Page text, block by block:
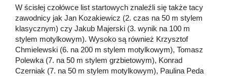
W ścisłej czołówce list startowych znaleźli się także tacy
zawodnicy jak Jan Kozakiewicz (2. czas na 50 m stylem
klasycznym) czy Jakub Majerski (3. wynik na 100 m
stylem motylkowym). Wysoko są również Krzysztof
Chmielewski (6. na 200 m stylem motylkowym), Tomasz
Polewka (7. na 50 m stylem grzbietowym), Konrad
Czerniak (7. na 50 m stylem motylkowym), Paulina Peda